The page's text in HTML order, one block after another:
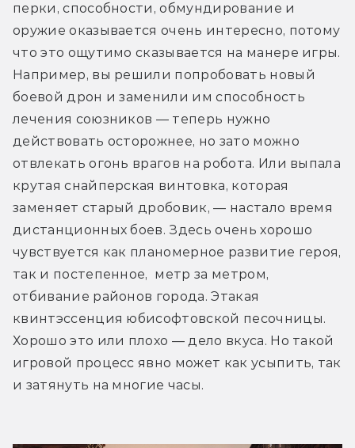
перки, способности, обмундирование и
оружие оказывается очень интересно, потому
что это ощутимо сказывается на манере игры.
Например, вы решили попробовать новый
боевой дрон и заменили им способность
лечения союзников — теперь нужно
действовать осторожнее, но зато можно
отвлекать огонь врагов на робота. Или выпала
крутая снайперская винтовка, которая
заменяет старый дробовик, — настало время
дистанционных боев. Здесь очень хорошо
чувствуется как планомерное развитие героя,
так и постепенное,  метр за метром,
отбивание районов города. Этакая
квинтэссенция юбисофтовской песочницы.
Хорошо это или плохо — дело вкуса. Но такой
игровой процесс явно может как усыпить, так
и затянуть на многие часы.